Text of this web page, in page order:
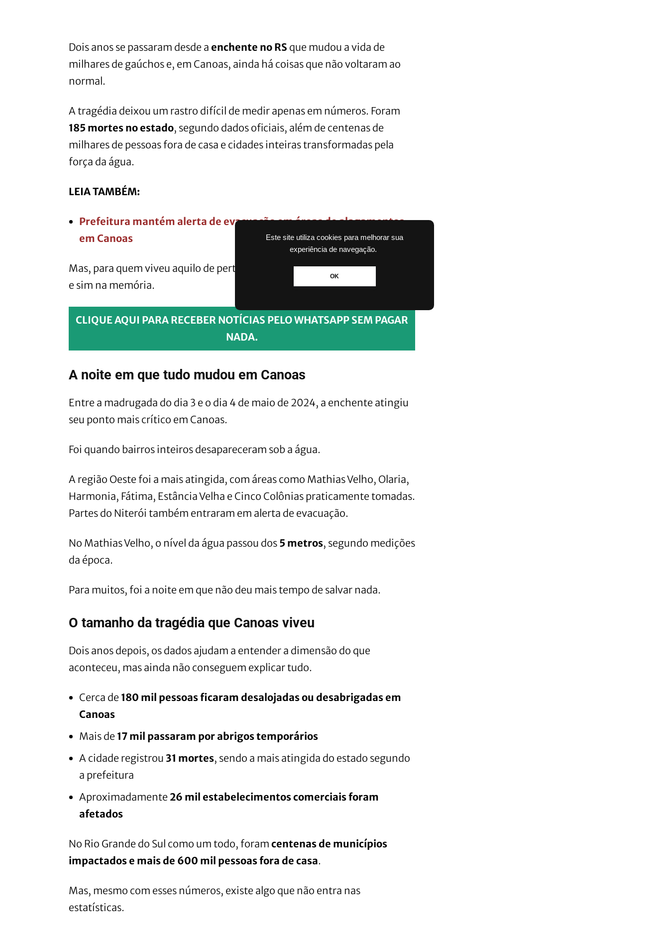
Este site utiliza cookies para melhorar sua
experiência de navegação.
OK
Dois anos se passaram desde a enchente no RS que mudou a vida de
milhares de gaúchos e, em Canoas, ainda há coisas que não voltaram ao
normal.
A tragédia deixou um rastro difícil de medir apenas em números. Foram
185 mortes no estado, segundo dados oficiais, além de centenas de
milhares de pessoas fora de casa e cidades inteiras transformadas pela
força da água.
LEIA TAMBÉM:
Prefeitura mantém alerta de evacuação em áreas de alagamentos
em Canoas
Mas, para quem viveu aquilo de perto, a lembrança não está nos números
e sim na memória.
CLIQUE AQUI PARA RECEBER NOTÍCIAS PELO WHATSAPP SEM PAGAR
NADA.
A noite em que tudo mudou em Canoas
Entre a madrugada do dia 3 e o dia 4 de maio de 2024, a enchente atingiu
seu ponto mais crítico em Canoas.
Foi quando bairros inteiros desapareceram sob a água.
A região Oeste foi a mais atingida, com áreas como Mathias Velho, Olaria,
Harmonia, Fátima, Estância Velha e Cinco Colônias praticamente tomadas.
Partes do Niterói também entraram em alerta de evacuação.
No Mathias Velho, o nível da água passou dos 5 metros, segundo medições
da época.
Para muitos, foi a noite em que não deu mais tempo de salvar nada.
O tamanho da tragédia que Canoas viveu
Dois anos depois, os dados ajudam a entender a dimensão do que
aconteceu, mas ainda não conseguem explicar tudo.
Cerca de 180 mil pessoas ficaram desalojadas ou desabrigadas em
Canoas
Mais de 17 mil passaram por abrigos temporários
A cidade registrou 31 mortes, sendo a mais atingida do estado segundo
a prefeitura
Aproximadamente 26 mil estabelecimentos comerciais foram
afetados
No Rio Grande do Sul como um todo, foram centenas de municípios
impactados e mais de 600 mil pessoas fora de casa.
Mas, mesmo com esses números, existe algo que não entra nas
estatísticas.